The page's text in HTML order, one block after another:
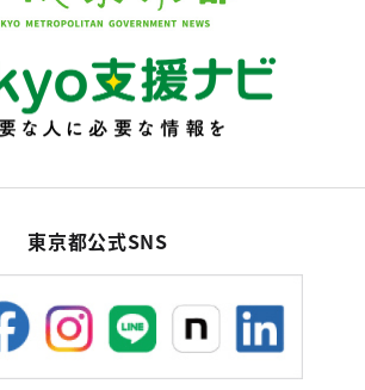
東京都公式SNS